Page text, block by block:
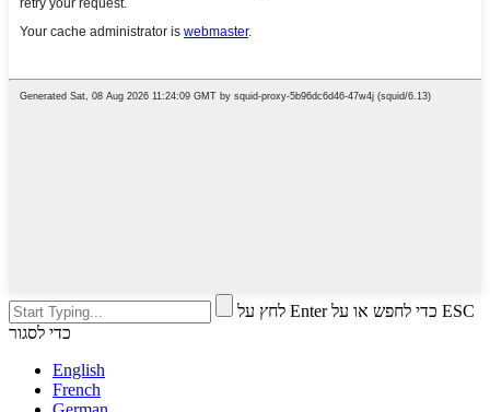
לחץ על Enter כדי לחפש או על ESC
כדי לסגור
English
French